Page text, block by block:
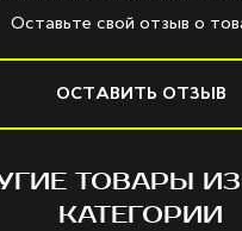
Оставьте свой отзыв о
ОСТАВИТЬ ОТЗЫВ
ТОВАРЫ
КАТЕГОРИИ